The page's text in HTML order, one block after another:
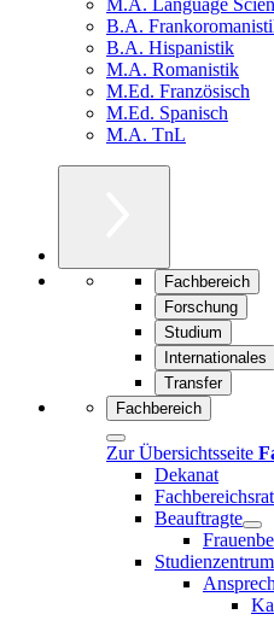
B.A.
B.A. Hispanistik
M.A. Romanistik
M.Ed. Französisch
M.Ed. Spanisch
M.A. TnL
Fachbereich
Forschung
Studium
Internationales
Transfer
Fachbereich
Zur Übersichtsseite
Dekanat
Fachbereichsrat
Beauftragte
Studienzentrum